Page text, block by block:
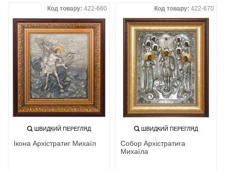
Код товару: 422-660
ШВИДКИЙ ПЕРЕГЛЯД
Ікона Архістратиг Михаїл
Код товару: 422-670
ШВИДКИЙ ПЕРЕГЛЯД
Собор Архістратига
Михаїла